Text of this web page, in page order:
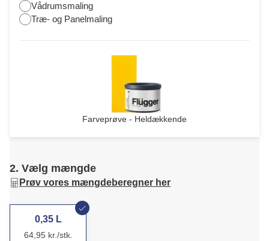
Vådrumsmaling
Træ- og Panelmaling
Farveprøve - Heldækkende
2. Vælg mængde
Prøv vores mængdeberegner her
0,35 L
64,95 kr./stk.